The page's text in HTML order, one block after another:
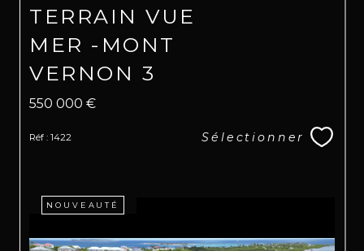
TERRAIN VUE
MER -MONT
VERNON 3
550 000 €
Réf : 1422 Sélectionner
NOUVEAUTÉ